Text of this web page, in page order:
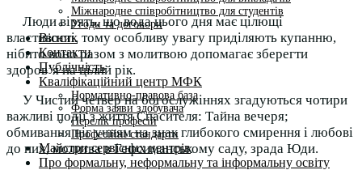
Міжнародне співробітництво для студентів
Угоди та договори
Вісник
Контакти
Публічність
Кваліфікаційний центр МФК
Нормативно-правова база
Форма заяви здобувача
Перелік професій
Професійні стандарти
Майстри сервісних центрів
Про формальну, неформальну та інформальну освіту
Люди вірять, що вода цього дня має цілющі
властивості, тому особливу увагу приділяють купанню,
нібито воно разом з молитвою допомагає зберегти
здоров’я на цілий рік.
У Чистий четвер на богослужіннях згадуються чотири
важливі події з життя Спасителя: Тайна вечеря;
обмивання ніг учням на знак глибокого смирення і любові
до них, молитва в Гефсиманському саду, зрада Юди.